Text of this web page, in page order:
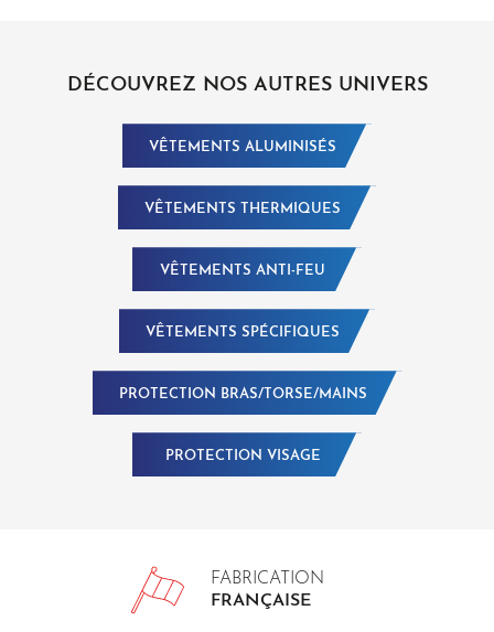
DÉCOUVREZ NOS AUTRES UNIVERS
VÊTEMENTS ALUMINISÉS
VÊTEMENTS THERMIQUES
VÊTEMENTS ANTI-FEU
VÊTEMENTS SPÉCIFIQUES
PROTECTION BRAS/TORSE/MAINS
PROTECTION VISAGE
FABRICATION
FRANÇAISE